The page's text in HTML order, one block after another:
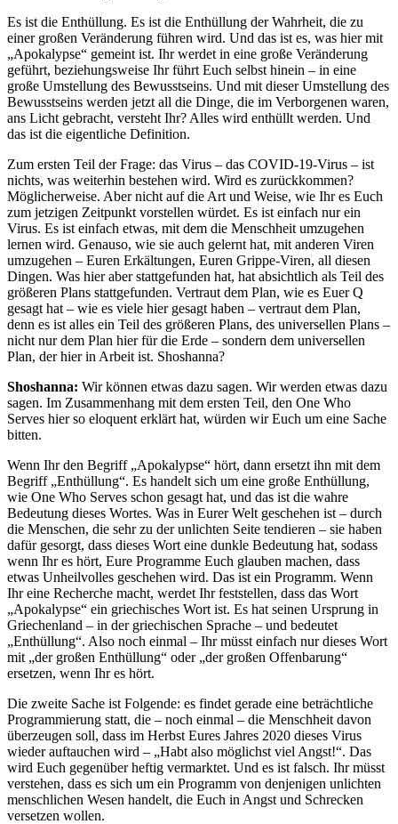
Es ist die Enthüllung. Es ist die Enthüllung der Wahrheit, die zu
einer großen Veränderung führen wird. Und das ist es, was hier mit
„Apokalypse“ gemeint ist. Ihr werdet in eine große Veränderung
geführt, beziehungsweise Ihr führt Euch selbst hinein – in eine
große Umstellung des Bewusstseins. Und mit dieser Umstellung des
Bewusstseins werden jetzt all die Dinge, die im Verborgenen waren,
ans Licht gebracht, versteht Ihr? Alles wird enthüllt werden. Und
das ist die eigentliche Definition.
Zum ersten Teil der Frage: das Virus – das COVID-19-Virus – ist
nichts, was weiterhin bestehen wird. Wird es zurückkommen?
Möglicherweise. Aber nicht auf die Art und Weise, wie Ihr es Euch
zum jetzigen Zeitpunkt vorstellen würdet. Es ist einfach nur ein
Virus. Es ist einfach etwas, mit dem die Menschheit umzugehen
lernen wird. Genauso, wie sie auch gelernt hat, mit anderen Viren
umzugehen – Euren Erkältungen, Euren Grippe-Viren, all diesen
Dingen. Was hier aber stattgefunden hat, hat absichtlich als Teil des
größeren Plans stattgefunden. Vertraut dem Plan, wie es Euer Q
gesagt hat – wie es viele hier gesagt haben – vertraut dem Plan,
denn es ist alles ein Teil des größeren Plans, des universellen Plans –
nicht nur dem Plan hier für die Erde – sondern dem universellen
Plan, der hier in Arbeit ist. Shoshanna?
Shoshanna: Wir können etwas dazu sagen. Wir werden etwas dazu
sagen. Im Zusammenhang mit dem ersten Teil, den One Who
Serves hier so eloquent erklärt hat, würden wir Euch um eine Sache
bitten.
Wenn Ihr den Begriff „Apokalypse“ hört, dann ersetzt ihn mit dem
Begriff „Enthüllung“. Es handelt sich um eine große Enthüllung,
wie One Who Serves schon gesagt hat, und das ist die wahre
Bedeutung dieses Wortes. Was in Eurer Welt geschehen ist – durch
die Menschen, die sehr zu der unlichten Seite tendieren – sie haben
dafür gesorgt, dass dieses Wort eine dunkle Bedeutung hat, sodass
wenn Ihr es hört, Eure Programme Euch glauben machen, dass
etwas Unheilvolles geschehen wird. Das ist ein Programm. Wenn
Ihr eine Recherche macht, werdet Ihr feststellen, dass das Wort
„Apokalypse“ ein griechisches Wort ist. Es hat seinen Ursprung in
Griechenland – in der griechischen Sprache – und bedeutet
„Enthüllung“. Also noch einmal – Ihr müsst einfach nur dieses Wort
mit „der großen Enthüllung“ oder „der großen Offenbarung“
ersetzen, wenn Ihr es hört.
Die zweite Sache ist Folgende: es findet gerade eine beträchtliche
Programmierung statt, die – noch einmal – die Menschheit davon
überzeugen soll, dass im Herbst Eures Jahres 2020 dieses Virus
wieder auftauchen wird – „Habt also möglichst viel Angst!“. Das
wird Euch gegenüber heftig vermarktet. Und es ist falsch. Ihr müsst
verstehen, dass es sich um ein Programm von denjenigen unlichten
menschlichen Wesen handelt, die Euch in Angst und Schrecken
versetzen wollen.